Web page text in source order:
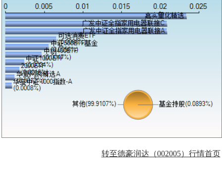
转至德豪润达（002005）行情首页